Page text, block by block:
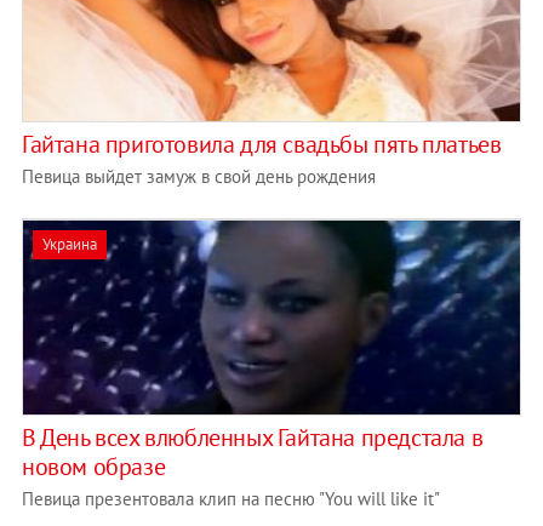
Гайтана приготовила для свадьбы пять платьев
Певица выйдет замуж в свой день рождения
Украина
В День всех влюбленных Гайтана предстала в
новом образе
Певица презентовала клип на песню "You will like it"